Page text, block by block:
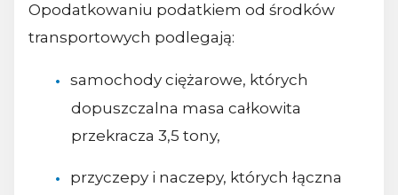
Opodatkowaniu podatkiem od środków
transportowych podlegają:
samochody ciężarowe, których
dopuszczalna masa całkowita
przekracza 3,5 tony,
przyczepy i naczepy, których łączna